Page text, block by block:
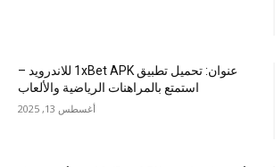
عنوان: تحميل تطبيق 1xBet APK للاندرويد –
استمتع بالمراهنات الرياضية والألعاب
أغسطس 13, 2025